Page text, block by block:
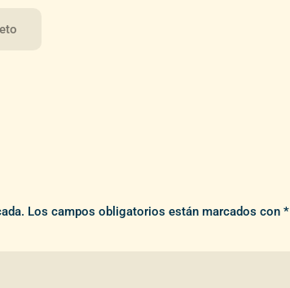
Los campos obligatorios están marcados con*